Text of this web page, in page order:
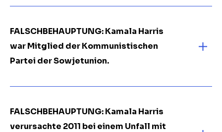
FALSCHBEHAUPTUNG: Kamala Harris
war Mitglied der Kommunistischen
Partei der Sowjetunion.
FALSCHBEHAUPTUNG: Kamala Harris
verursachte 2011 bei einem Unfall mit